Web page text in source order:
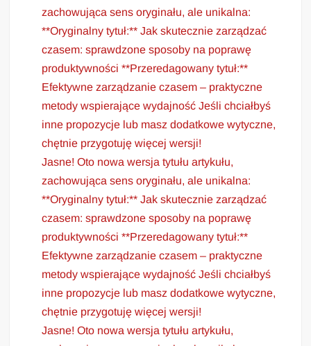
zachowująca sens oryginału, ale unikalna:
**Oryginalny tytuł:** Jak skutecznie zarządzać
czasem: sprawdzone sposoby na poprawę
produktywności **Przeredagowany tytuł:**
Efektywne zarządzanie czasem – praktyczne
metody wspierające wydajność Jeśli chciałbyś
inne propozycje lub masz dodatkowe wytyczne,
chętnie przygotuję więcej wersji!
Jasne! Oto nowa wersja tytułu artykułu,
zachowująca sens oryginału, ale unikalna:
**Oryginalny tytuł:** Jak skutecznie zarządzać
czasem: sprawdzone sposoby na poprawę
produktywności **Przeredagowany tytuł:**
Efektywne zarządzanie czasem – praktyczne
metody wspierające wydajność Jeśli chciałbyś
inne propozycje lub masz dodatkowe wytyczne,
chętnie przygotuję więcej wersji!
Jasne! Oto nowa wersja tytułu artykułu,